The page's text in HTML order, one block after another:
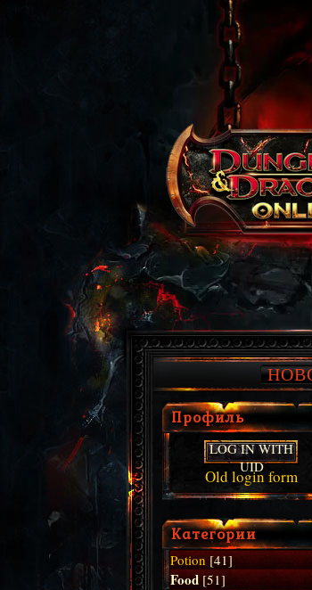
Профиль
LOG IN WITH
UID
Old login form
Категории
Potion [41]
Food [51]